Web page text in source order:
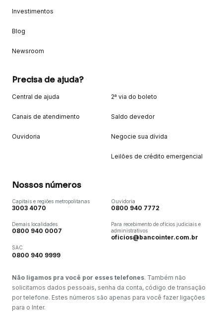
Investimentos
Blog
Newsroom
Precisa de ajuda?
Central de ajuda
Canais de atendimento
Ouvidoria
2ª via do boleto
Saldo devedor
Negocie sua dívida
Leilões de crédito emergencial
Nossos números
Capitais e regiões metropolitanas
3003 4070
Demais localidades
0800 940 0007
SAC
0800 940 9999
Ouvidoria
0800 940 7772
Para recebimento de ofícios judiciais e
administrativos
oficios@bancointer.com.br
Não ligamos pra você por esses telefones. Também não
solicitamos dados pessoais, senha da conta, código de transação
por telefone. Estes números são apenas para você fazer ligações
para o Inter.